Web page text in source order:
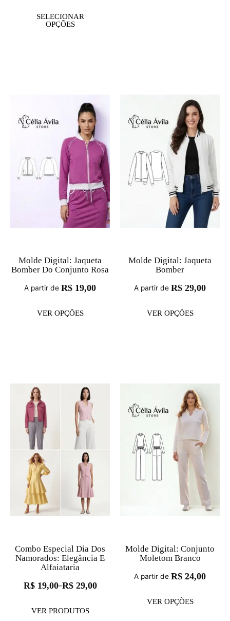
SELECIONAR
OPÇÕES
Molde Digital: Jaqueta
Bomber Do Conjunto Rosa
A partir de R$ 19,00
VER OPÇÕES
Molde Digital: Jaqueta
Bomber
A partir de R$ 29,00
VER OPÇÕES
Combo Especial Dia Dos
Namorados: Elegância E
Alfaiataria
R$19,00–R$29,00
VER PRODUTOS
Molde Digital: Conjunto
Moletom Branco
A partir de R$ 24,00
VER OPÇÕES